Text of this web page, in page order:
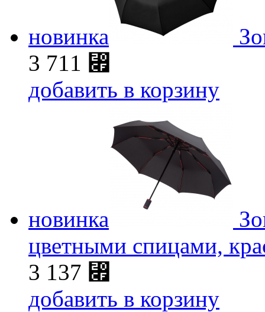
новинка
3 711 ⃏
добавить в корзину
новинка
цветными спицами,
3 137 ⃏
добавить в корзину